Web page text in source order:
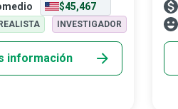
de forma más fluida y
inesperados que la
$45,467
REALISTA INVESTIGADOR
información